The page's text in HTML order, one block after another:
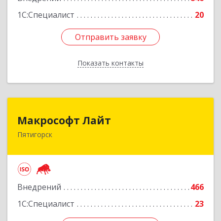
1С:Специалист
20
Отправить заявку
Показать контакты
Отправить заявку
Назад
Макрософт Лайт
Пятигорск
Внедрений
466
1С:Специалист
23
357501, Ставропольский край, Пятигорск г,